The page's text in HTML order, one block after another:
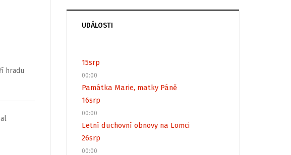
hradu
UDÁLOSTI
15srp
00:00
Památka Marie, matky Páně
16srp
00:00
Letní duchovní obnovy na Lomci
26srp
00:00